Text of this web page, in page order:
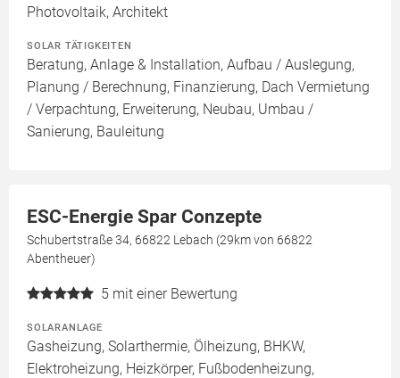
Photovoltaik, Architekt
SOLAR TÄTIGKEITEN
Beratung, Anlage & Installation, Aufbau / Auslegung,
Planung / Berechnung, Finanzierung, Dach Vermietung
/ Verpachtung, Erweiterung, Neubau, Umbau /
Sanierung, Bauleitung
ESC-Energie Spar Conzepte
Schubertstraße 34, 66822 Lebach (29km von 66822
Abentheuer)
5 mit einer Bewertung
SOLARANLAGE
Gasheizung, Solarthermie, Ölheizung, BHKW,
Elektroheizung, Heizkörper, Fußbodenheizung,